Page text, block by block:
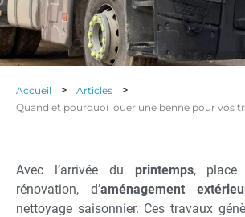
Accueil > Articles >
Quand et pourquoi louer une benne pour vos
Avec l’arrivée du printemps, place
rénovation, d’aménagement
nettoyage saisonnier. Ces travaux